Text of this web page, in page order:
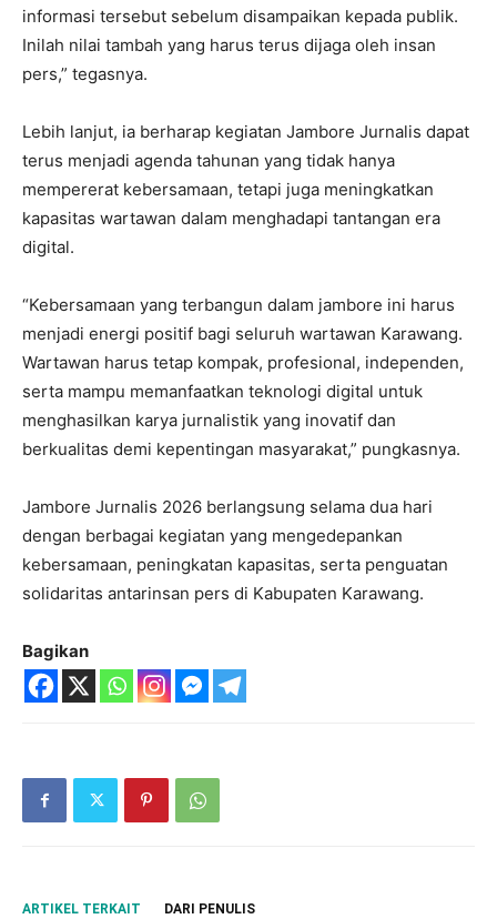
informasi tersebut sebelum disampaikan kepada publik.
Inilah nilai tambah yang harus terus dijaga oleh insan
pers,” tegasnya.
Lebih lanjut, ia berharap kegiatan Jambore Jurnalis dapat
terus menjadi agenda tahunan yang tidak hanya
mempererat kebersamaan, tetapi juga meningkatkan
kapasitas wartawan dalam menghadapi tantangan era
digital.
“Kebersamaan yang terbangun dalam jambore ini harus
menjadi energi positif bagi seluruh wartawan Karawang.
Wartawan harus tetap kompak, profesional, independen,
serta mampu memanfaatkan teknologi digital untuk
menghasilkan karya jurnalistik yang inovatif dan
berkualitas demi kepentingan masyarakat,” pungkasnya.
Jambore Jurnalis 2026 berlangsung selama dua hari
dengan berbagai kegiatan yang mengedepankan
kebersamaan, peningkatan kapasitas, serta penguatan
solidaritas antarinsan pers di Kabupaten Karawang.
Bagikan
ARTIKEL TERKAIT DARI PENULIS